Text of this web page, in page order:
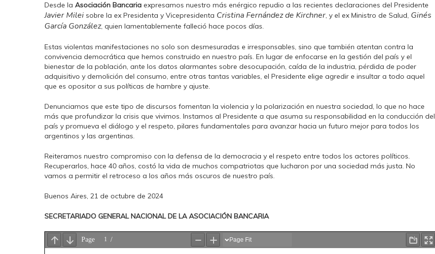
Desde la Asociación Bancaria expresamos nuestro más enérgico repudio a las recientes declaraciones del Presidente
Javier Milei sobre la ex Presidenta y Vicepresidenta Cristina Fernández de Kirchner, y el ex Ministro de Salud, Ginés
García González, quien lamentablemente falleció hace pocos días.
Estas violentas manifestaciones no solo son desmesuradas e irresponsables, sino que también atentan contra la
convivencia democrática que hemos construido en nuestro país. En lugar de enfocarse en la gestión del país y el
bienestar de la población, ante los datos alarmantes sobre desocupación, caída de la industria, pérdida de poder
adquisitivo y demolición del consumo, entre otras tantas variables, el Presidente elige agredir e insultar a todo aquel
que es opositor a sus políticas de hambre y ajuste.
Denunciamos que este tipo de discursos fomentan la violencia y la polarización en nuestra sociedad, lo que no hace
más que profundizar la crisis que vivimos. Instamos al Presidente a que asuma su responsabilidad en la conducción del
país y promueva el diálogo y el respeto, pilares fundamentales para avanzar hacia un futuro mejor para todos los
argentinos y las argentinas.
Reiteramos nuestro compromiso con la defensa de la democracia y el respeto entre todos los actores políticos.
Recuperarlos, hace 40 años, costó la vida de muchos compatriotas que lucharon por una sociedad más justa. No
vamos a permitir el retroceso a los años más oscuros de nuestro país.
Buenos Aires, 21 de octubre de 2024
SECRETARIADO GENERAL NACIONAL DE LA ASOCIACIÓN BANCARIA